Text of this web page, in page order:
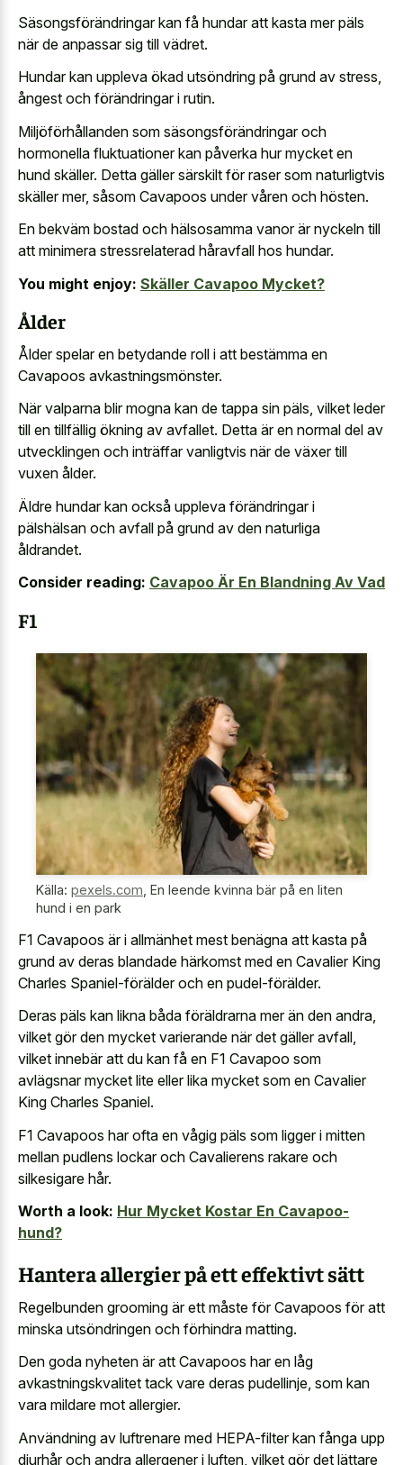
Säsongsförändringar kan få hundar att kasta mer päls
när de anpassar sig till vädret.
Hundar kan uppleva ökad utsöndring på grund av stress,
ångest och förändringar i rutin.
Miljöförhållanden som säsongsförändringar och
hormonella fluktuationer kan påverka hur mycket en
hund skäller. Detta gäller särskilt för raser som naturligtvis
skäller mer, såsom Cavapoos under våren och hösten.
En bekväm bostad och hälsosamma vanor är nyckeln till
att minimera stressrelaterad håravfall hos hundar.
You might enjoy: Skäller Cavapoo Mycket?
Ålder
Ålder spelar en betydande roll i att bestämma en
Cavapoos avkastningsmönster.
När valparna blir mogna kan de tappa sin päls, vilket leder
till en tillfällig ökning av avfallet. Detta är en normal del av
utvecklingen och inträffar vanligtvis när de växer till
vuxen ålder.
Äldre hundar kan också uppleva förändringar i
pälshälsan och avfall på grund av den naturliga
åldrandet.
Consider reading: Cavapoo Är En Blandning Av Vad
F1
Källa: pexels.com En leende kvinna bär på en liten
hund i en park
F1 Cavapoos är i allmänhet mest benägna att kasta på
grund av deras blandade härkomst med en Cavalier King
Charles Spaniel-förälder och en pudel-förälder.
Deras päls kan likna båda föräldrarna mer än den andra,
vilket gör den mycket varierande när det gäller avfall,
vilket innebär att du kan få en F1 Cavapoo som
avlägsnar mycket lite eller lika mycket som en Cavalier
King Charles Spaniel.
F1 Cavapoos har ofta en vågig päls som ligger i mitten
mellan pudlens lockar och Cavalierens rakare och
silkesigare hår.
Worth a look: Hur Mycket Kostar En Cavapoo-
hund?
Hantera allergier på ett effektivt sätt
Regelbunden grooming är ett måste för Cavapoos för att
minska utsöndringen och förhindra matting.
Den goda nyheten är att Cavapoos har en låg
avkastningskvalitet tack vare deras pudellinje, som kan
vara mildare mot allergier.
Användning av luftrenare med HEPA-filter kan fånga upp
djurhår och andra allergener i luften, vilket gör det lättare